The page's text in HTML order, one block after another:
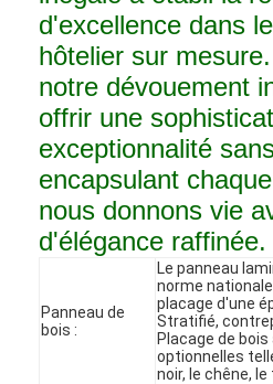
d'excellence dans
hôtelier sur
notre dévouement
offrir une
exceptionnalité
encapsulant
nous donnons vie
d'élégance raffinée.
Panneau de
bois :
Le panneau
norme nationale
placage d'une
Stratifié,
Placage de
optionnelles
noir, le chêne,